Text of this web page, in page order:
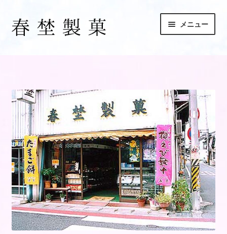
ナ
ビ
ン
ッ
プ
コ
ン
ス
メニュー
たまご餅 in 早稲田
アクセス
カンボジア学校建設プロジェクト
サンプルページ
ショップ